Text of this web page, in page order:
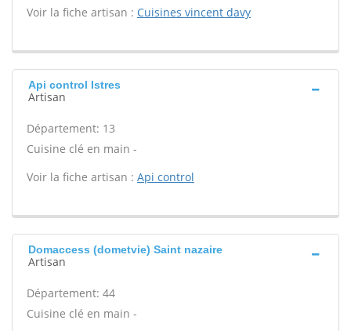
Voir la fiche artisan : Cuisines vincent davy
Api control Istres
Artisan
Département: 13
Cuisine clé en main -
Voir la fiche artisan : Api control
Domaccess (dometvie) Saint nazaire
Artisan
Département: 44
Cuisine clé en main -